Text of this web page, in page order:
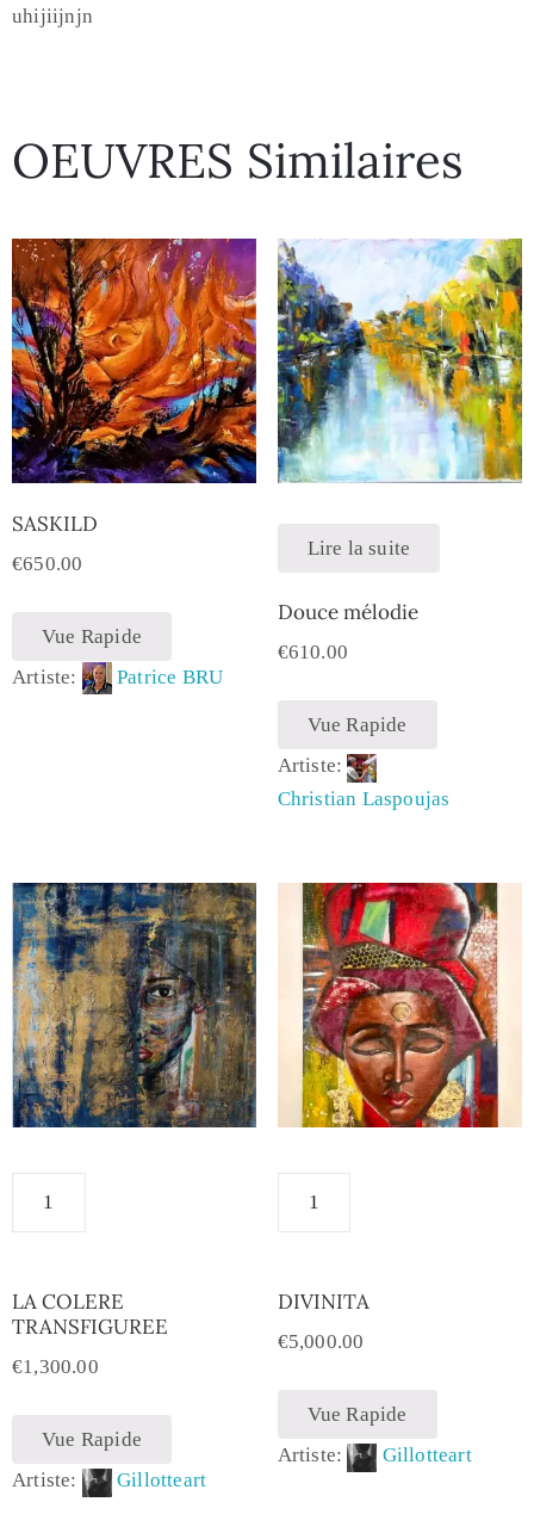
uhijiijnjn
OEUVRES Similaires
SASKILD
€650.00
Vue Rapide
Artiste:
Patrice BRU
Lire la suite
Douce mélodie
€610.00
Vue Rapide
Artiste:
Christian Laspoujas
LA COLERE
TRANSFIGUREE
€1,300.00
Vue Rapide
Artiste:
Gillotteart
DIVINITA
€5,000.00
Vue Rapide
Artiste:
Gillotteart